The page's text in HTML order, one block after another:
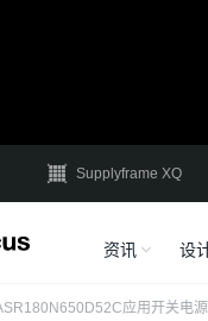
Supplyframe XQ
资讯 设
应用开关电